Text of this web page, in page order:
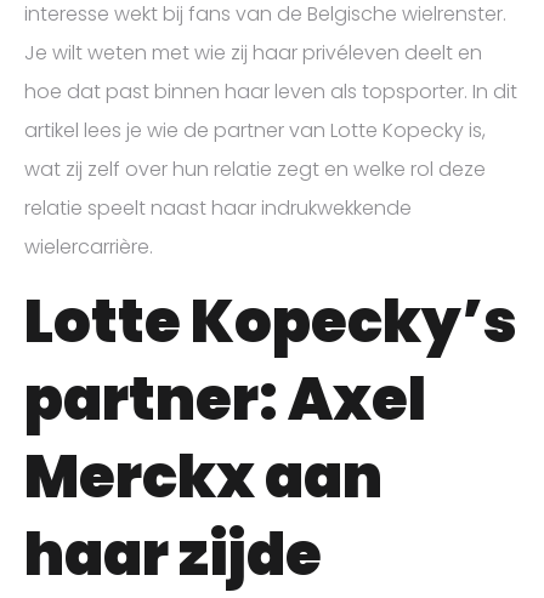
interesse wekt bij fans van de Belgische wielrenster.
Je wilt weten met wie zij haar privéleven deelt en
hoe dat past binnen haar leven als topsporter. In dit
artikel lees je wie de partner van Lotte Kopecky is,
wat zij zelf over hun relatie zegt en welke rol deze
relatie speelt naast haar indrukwekkende
wielercarrière.
Lotte Kopecky’s
partner: Axel
Merckx aan
haar zijde